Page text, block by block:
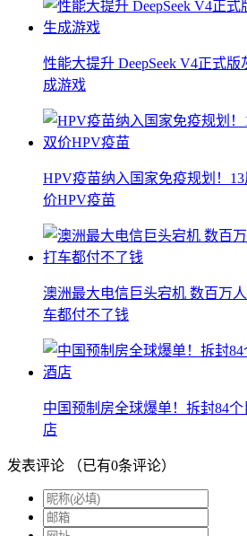
性能大提升 DeepSeek V4正式
成游戏
HPV疫苗纳入国家免疫规划！
价HPV疫苗
澳洲最大电信巨头宕机 数百万
车都付不了钱
中国预制房全球爆单！拆封84
店
发表评论 （已有0条评论）